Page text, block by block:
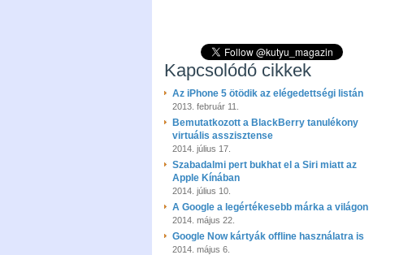
Kapcsolódó cikkek
Az iPhone 5 ötödik az elégedettségi listán
2013. február 11.
Bemutatkozott a BlackBerry tanulékony
virtuális asszisztense
2014. július 17.
Szabadalmi pert bukhat el a Siri miatt az
Apple Kínában
2014. július 10.
A Google a legértékesebb márka a világon
2014. május 22.
Google Now kártyák offline használatra is
2014. május 6.